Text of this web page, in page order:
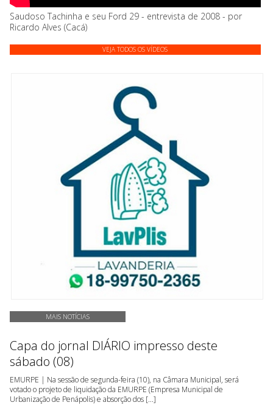
Saudoso Tachinha e seu Ford 29 - entrevista de 2008 - por
Ricardo Alves (Cacá)
VEJA TODOS OS VÍDEOS
MAIS NOTÍCIAS
Capa do jornal DIÁRIO impresso deste
sábado (08)
EMURPE | Na sessão de segunda-feira (10), na Câmara Municipal, será
votado o projeto de liquidação da EMURPE (Empresa Municipal de
Urbanização de Penápolis) e absorção dos [...]